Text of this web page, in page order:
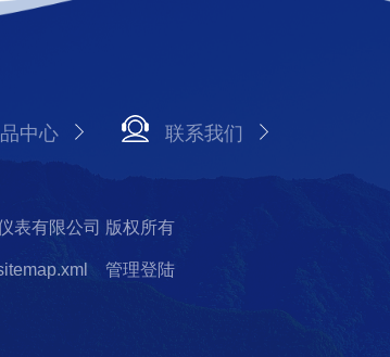
中心 联系我们
表有限公司 版权所有
管理登陆